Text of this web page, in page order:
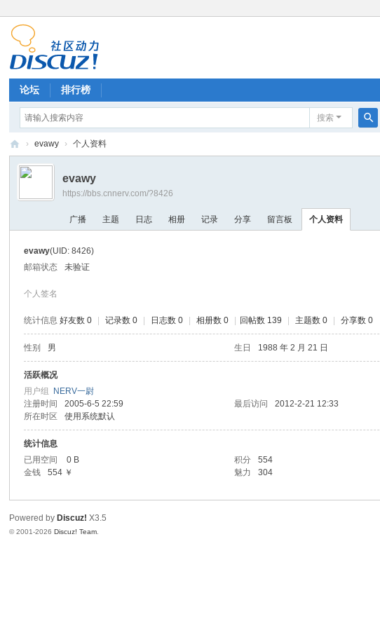
论坛 排行榜
搜索
索
E
› evawy › 个人资料
evawy
https://bbs.cnnerv.com/?8426
广播 主题 日志 相册 记录 分享 留言板 个人资料
evawy(UID: 8426)
邮箱状态
未验证
个人签名
统计信息 好友数 0 记录数 0 日志数 0 相册数 0 回帖数 139 主题数 0 分享数 0
性别 男 生日 1988 年 2 月 21 日
活跃概况
用户组
NERV一尉
注册时间
2005-6-5 22:59 最后访问 2012-2-21 12:33
所在时区
使用系统默认
统计信息
已用空间
0 B 积分 554
金钱
554 ￥ 魅力 304
Powered by Discuz! X3.5
© 2001-2026Discuz! Team